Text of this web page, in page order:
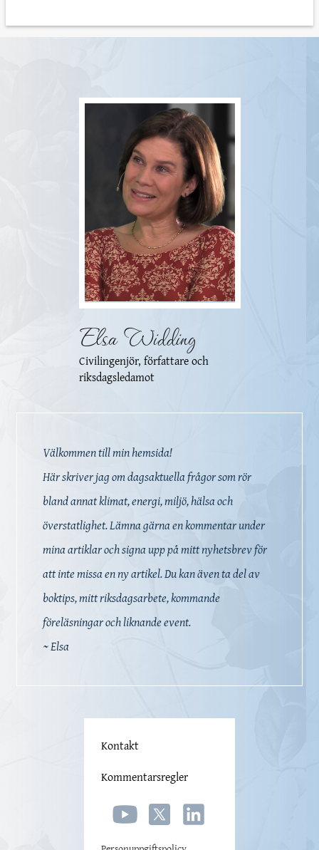
Elsa Widding
Civilingenjör, författare och
riksdagsledamot
Välkommen till min hemsida!
Här skriver jag om dagsaktuella frågor som rör
bland annat klimat, energi, miljö, hälsa och
överstatlighet. Lämna gärna en kommentar under
mina artiklar och signa upp på mitt nyhetsbrev för
att inte missa en ny artikel. Du kan även ta del av
boktips, mitt riksdagsarbete, kommande
föreläsningar och liknande event.
~ Elsa
Kontakt
Kommentarsregler